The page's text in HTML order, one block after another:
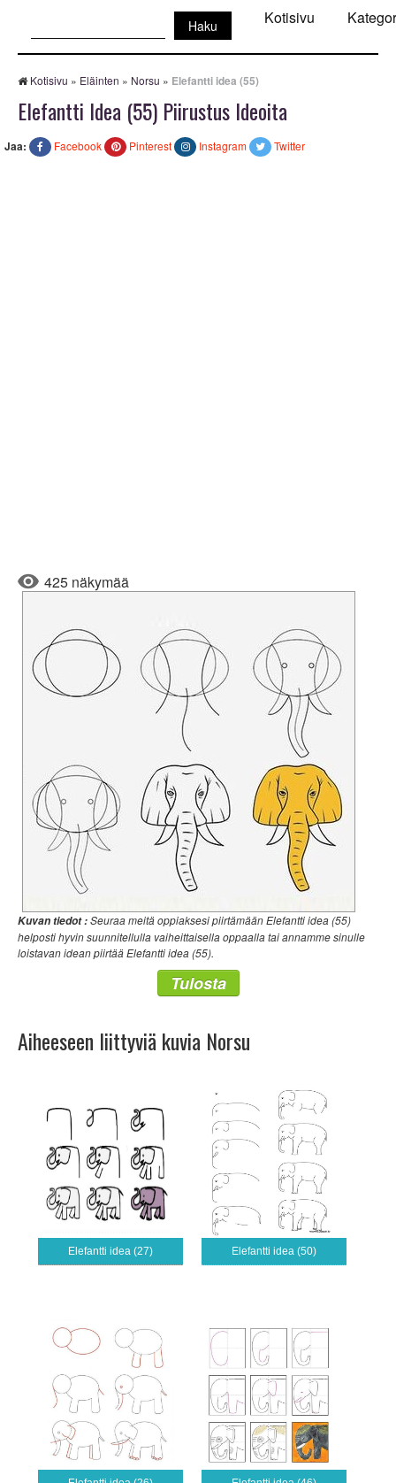
Kotisivu
Kotisivu » Eläinten » Norsu » Elefantti idea (55)
Elefantti Idea (55) Piirustus Ideoita
Jaa: Facebook Pinterest Instagram Twitter
425 näkymää
Kuvan tiedot :Seuraa meitä oppiaksesi piirtämään Elefantti idea (55)
helposti hyvin suunnitellulla vaiheittaisella oppaalla tai annamme sinulle
loistavan idean piirtää Elefantti idea (55).
Tulosta
Aiheeseen liittyviä kuvia Norsu
Elefantti idea (27) Elefantti idea (50)